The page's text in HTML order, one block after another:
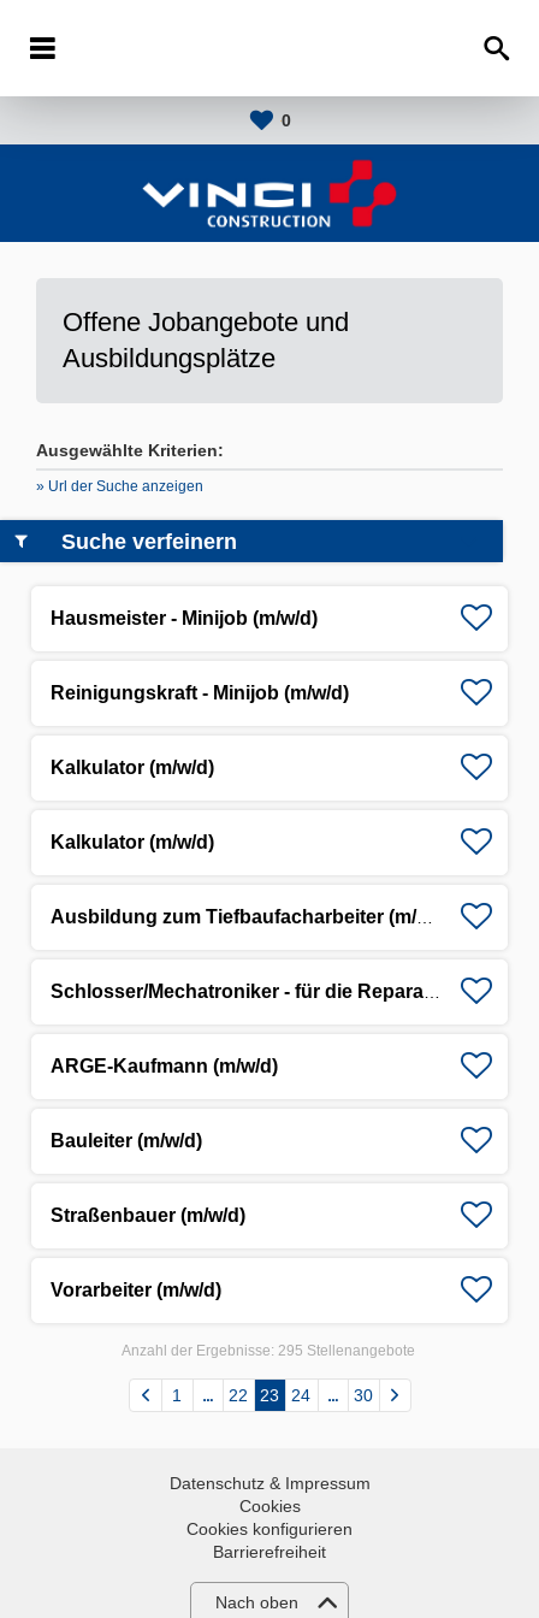
0
Offene Jobangebote und
Ausbildungsplätze
Ausgewählte Kriterien:
» Url der Suche anzeigen
Hausmeister - Minijob (m/w/d)
Reinigungskraft - Minijob (m/w/d)
Kalkulator (m/w/d)
Kalkulator (m/w/d)
ARGE-Kaufmann (m/w/d)
Bauleiter (m/w/d)
Straßenbauer (m/w/d)
Vorarbeiter (m/w/d)
Suche verfeinern
Anzahl der Ergebnisse: 295 Stellenangebote
1 22 23 24 30
Datenschutz & Impressum
Cookies
Cookies konfigurieren
Barrierefreiheit
Nach oben